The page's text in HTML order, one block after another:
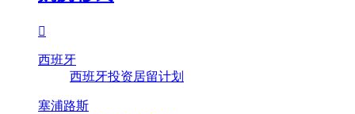

西班牙
西班牙投资居留计划
塞浦路斯